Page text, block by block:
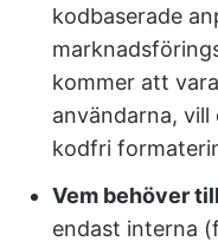
kodbaserade
kommer att
användarna,
kodfri
Vem behöver
endast interna